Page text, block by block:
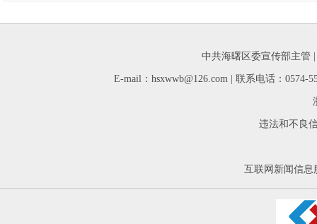
中共海曙区委宣传部主管
E-mail：hsxwwb@126.com | 联系电话：
违法和不良
互联网新闻信息